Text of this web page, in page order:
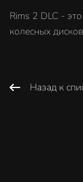
Rims 2 DLC -
колесных
Назад к